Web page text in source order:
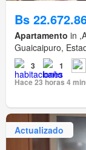
Bs
Apartamento in
Guaicaipuro,
3 1
Hace 23 horas 4
Actualizado